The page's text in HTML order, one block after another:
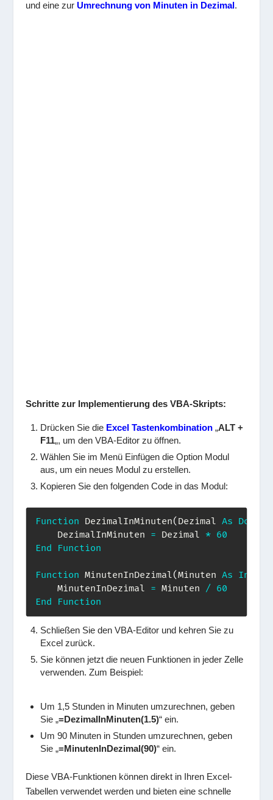
und eine zurUmrechnung von Minuten in Dezimal.
Schritte zur Implementierung des VBA-Skripts:
Drücken Sie die Excel Tastenkombination „ALT +
F11„, um den VBA-Editor zu öffnen.
Wählen Sie im Menü Einfügen die Option Modul
aus, um ein neues Modul zu erstellen.
Kopieren Sie den folgenden Code in das Modul:
Function DezimalInMinuten( Dezimal As Double
    DezimalInMinuten
= Dezimal * 60
End
Function
Function MinutenInDezimal(Minuten As
    MinutenInDezimal
= Minuten / 60
End
Function
Schließen Sie den VBA-Editor und kehren Sie zu
Excel zurück.
Sie können jetzt die neuen Funktionen in jeder Zelle
verwenden. Zum Beispiel:
Um 1,5 Stunden in Minuten umzurechnen, geben
Sie „=DezimalInMinuten(1.5)“ ein.
Um 90 Minuten in Stunden umzurechnen, geben
Sie „=MinutenInDezimal(90)“ ein.
Diese VBA-Funktionen können direkt in Ihren Excel-
Tabellen verwendet werden und bieten eine schnelle